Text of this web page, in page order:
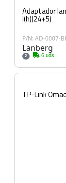
Adaptador
i(h)(24+5)
P/N: AD-0007-
Lanberg
2 6 uds.